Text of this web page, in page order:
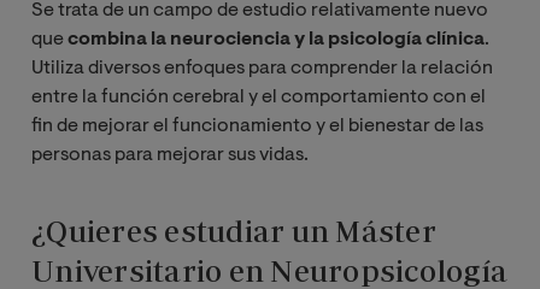
Se trata de un campo de estudio relativamente nuevo
quecombina la neurociencia y la psicología clínica.
Utiliza diversos enfoques para comprender la relación
entre la función cerebral y el comportamiento con el
fin de mejorar el funcionamiento y el bienestar de las
personas para mejorar sus vidas.
¿Quieres estudiar un Máster
Universitario en Neuropsicología